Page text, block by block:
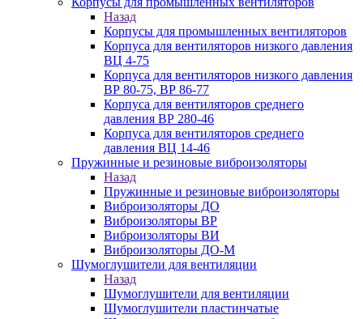
Назад
Корпусы для промышленных вентиляторов
Корпуса для вентиляторов низкого давления
ВЦ 4-75
Корпуса для вентиляторов низкого давления
ВР 80-75, ВР 86-77
Корпуса для вентиляторов среднего
давления ВР 280-46
Корпуса для вентиляторов среднего
давления ВЦ 14-46
Пружинные и резиновые виброизоляторы
Назад
Пружинные и резиновые виброизоляторы
Виброизоляторы ДО
Виброизоляторы ВР
Виброизоляторы ВИ
Виброизоляторы ДО-М
Шумоглушители для вентиляции
Назад
Шумоглушители для вентиляции
Шумоглушители пластинчатые